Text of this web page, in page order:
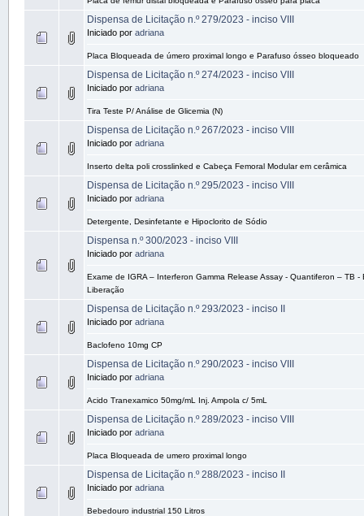
Dispensa de Licitação n.º 279/2023 - inciso VIII
Iniciado por adriana
Placa Bloqueada de úmero proximal longo e Parafuso ósseo bloqueado
Dispensa de Licitação n.º 274/2023 - inciso VIII
Iniciado por adriana
Tira Teste P/ Análise de Glicemia (N)
Dispensa de Licitação n.º 267/2023 - inciso VIII
Iniciado por adriana
Inserto delta poli crosslinked e Cabeça Femoral Modular em cerâmica
Dispensa de Licitação n.º 295/2023 - inciso VIII
Iniciado por adriana
Detergente, Desinfetante e Hipoclorito de Sódio
Dispensa n.º 300/2023 - inciso VIII
Iniciado por adriana
Exame de IGRA – Interferon Gamma Release Assay - Quantiferon – TB
Liberação
Dispensa de Licitação n.º 293/2023 - inciso II
Iniciado por adriana
Baclofeno 10mg CP
Dispensa de Licitação n.º 290/2023 - inciso VIII
Iniciado por adriana
Acido Tranexamico 50mg/mL Inj. Ampola c/ 5mL
Dispensa de Licitação n.º 289/2023 - inciso VIII
Iniciado por adriana
Placa Bloqueada de umero proximal longo
Dispensa de Licitação n.º 288/2023 - inciso II
Iniciado por adriana
Bebedouro industrial 150 Litros